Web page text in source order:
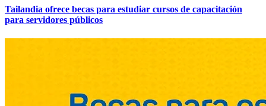
Tailandia ofrece becas para estudiar cursos de capacitación
para servidores públicos